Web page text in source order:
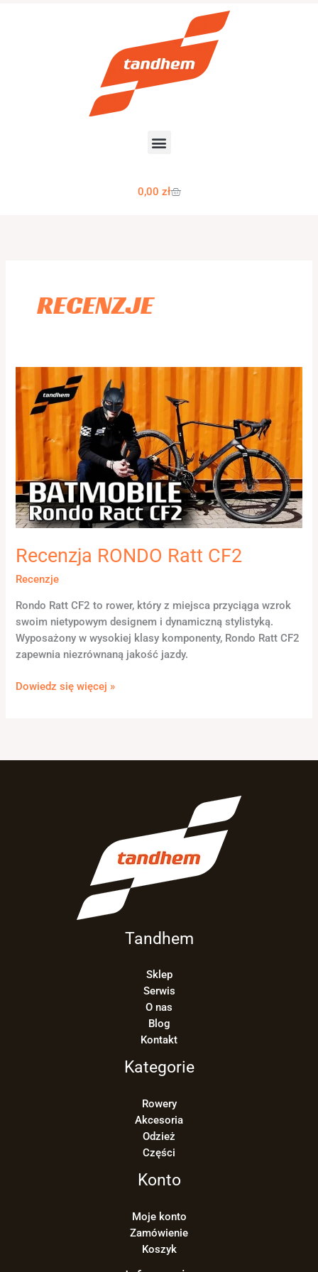
0,00 złWózek
RECENZJE
Recenzja RONDO Ratt CF2
Recenzje
Rondo Ratt CF2 to rower, który z miejsca przyciąga wzrok
swoim nietypowym designem i dynamiczną stylistyką.
Wyposażony w wysokiej klasy komponenty, Rondo Ratt CF2
zapewnia niezrównaną jakość jazdy.
RONDO
Ratt
Dowiedz się więcej »
Tandhem
Sklep
Serwis
O nas
Blog
Kontakt
Kategorie
Rowery
Akcesoria
Odzież
Części
Konto
Moje konto
Zamówienie
Koszyk